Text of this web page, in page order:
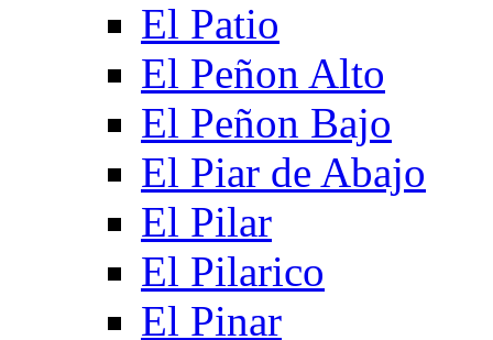
El Patio
El Peñon Alto
El Peñon Bajo
El Piar de Abajo
El Pilar
El Pilarico
El Pinar